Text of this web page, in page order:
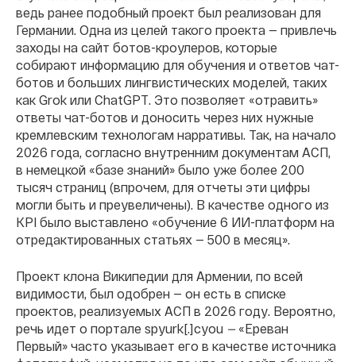
ведь ранее подобный проект был реализован для
Германии. Одна из целей такого проекта — привлечь
заходы на сайт ботов-кроулеров, которые
собирают информацию для обучения и ответов чат-
ботов и больших лингвистических моделей, таких
как Grok или ChatGPT. Это позволяет «отравить»
ответы чат-ботов и доносить через них нужные
кремлевским технологам нарративы. Так, на начало
2026 года, согласно внутренним документам АСП,
в немецкой «базе знаний» было уже более 200
тысяч страниц (впрочем, для отчеты эти цифры
могли быть и преувеличены). В качестве одного из
KPI было выставлено «обучение 6 ИИ-платформ на
отредактированных статьях — 500 в месяц».
Проект клона Википедии для Армении, по всей
видимости, был одобрен — он есть в списке
проектов, реализуемых АСП в 2026 году. Вероятно,
речь идет о портале spyurk[.]cyou — «Ереван
Первый» часто указывает его в качестве источника